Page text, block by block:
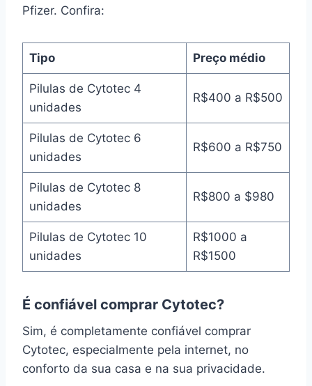
Pfizer. Confira:
Tipo Preço médio
Pilulas de Cytotec 4
unidades
R$400 a R$500
Pilulas de Cytotec 6
unidades
R$600 a R$750
Pilulas de Cytotec 8
unidades
R$800 a $980
Pilulas de Cytotec 10
unidades
R$1000 a
R$1500
É confiável comprar Cytotec?
Sim, é completamente confiável comprar
Cytotec, especialmente pela internet, no
conforto da sua casa e na sua privacidade.